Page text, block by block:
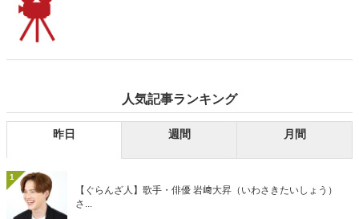
人気記事ランキング
昨日 週間 月間
1
【ぐらんざ人】歌手・俳優 岩﨑大昇（いわさきたいしょう）
さ...